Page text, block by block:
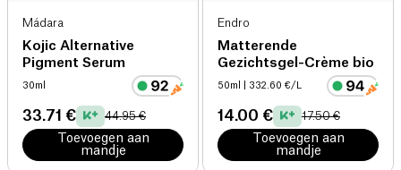
Mádara
Kojic Alternative
Pigment Serum
30ml
33.71 € 44.95 €
Toevoegen aan
mandje
Endro
Matterende
Gezichtsgel-Crème bio
50ml | 332.60 €/L
14.00 € 17.50 €
Toevoegen aan
mandje